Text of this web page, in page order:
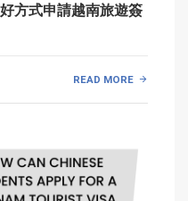
方式申請越南旅遊簽
READ MORE